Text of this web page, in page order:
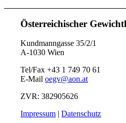
Österreichischer
Kundmanngasse 35/2/1
A-1030 Wien
Tel/Fax +43 1 749 70 61
E-Mailoegv@aon.at
ZVR: 382905626
Impressum |Datenschutz